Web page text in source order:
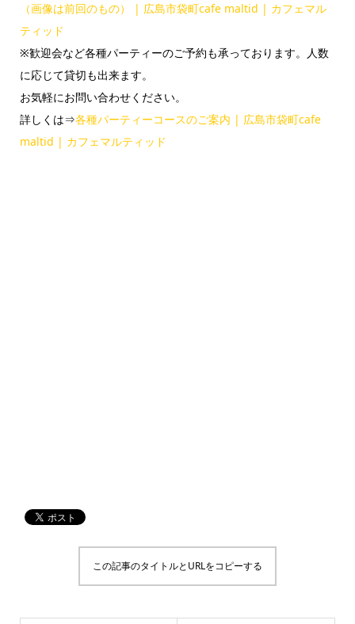
（画像は前回のもの） | 広島市袋町cafe maltid | カフェマル
ティッド
※歓迎会など各種パーティーのご予約も承っております。人数
に応じて貸切も出来ます。
お気軽にお問い合わせください。
詳しくは⇒各種パーティーコースのご案内 | 広島市袋町cafe
maltid | カフェマルティッド
この記事のタイトルとURLをコピーする